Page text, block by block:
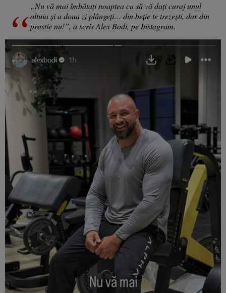
„Nu vă mai îmbătați noaptea ca să vă dați curaj unul
altuia și a doua zi plângeți… din beție te trezești, dar din
prostie nu!”, a scris Alex Bodi, pe Instagram.